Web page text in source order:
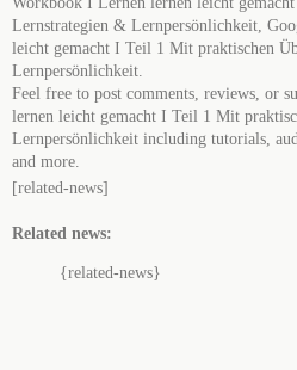
Lernstrategien & Lernpersönlichkeit,
leicht gemacht I Teil 1 Mit praktischen
Lernpersönlichkeit.
Feel free to post comments, reviews, or
lernen leicht gemacht I Teil 1 Mit
Lernpersönlichkeit including tutorials,
and more.
[related-news]
Related news:
{related-news}